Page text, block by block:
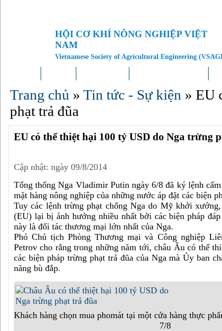
HỘI CƠ KHÍ NÔNG NGHIỆP VIỆT
NAM
Vietnamese Society of Agricultural Engineering
Trang chủ » Tin tức - Sự kiện » EU
phạt trả đũa
EU có thể thiệt hại 100 tỷ USD do Nga trừng
Cập nhật: ngày 09/8/2014
Tổng thống Nga Vladimir Putin ngày 6/8 đã ký lệnh
mặt hàng nông nghiệp của những nước áp đặt các biện
Tuy các lệnh trừng phạt chống Nga do Mỹ khởi
(EU) lại bị ảnh hưởng nhiều nhất bởi các biện pháp
này là đối tác thương mại lớn nhất của Nga.
Phó Chủ tịch Phòng Thương mại và Công nghiệp
Petrov cho rằng trong những năm tới, châu Âu có thể
các biện pháp trừng phạt trả đũa của Nga mà Ủy ban
năng bù đắp.
Khách hàng chọn mua phomát tại một cửa hàng thực
7/8